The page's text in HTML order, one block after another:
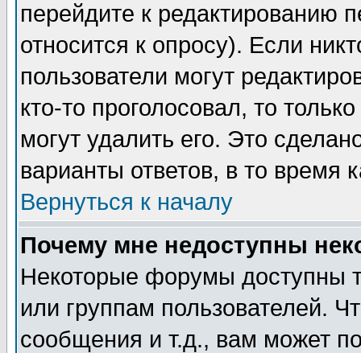
перейдите к редактированию
относится к опросу). Если
пользователи могут
кто-то проголосовал, то
могут удалить его. Это
варианты ответов, в то время
Вернуться к началу
Почему мне недоступны
Некоторые форумы доступны
или группам пользователей.
сообщения и т.д., вам может